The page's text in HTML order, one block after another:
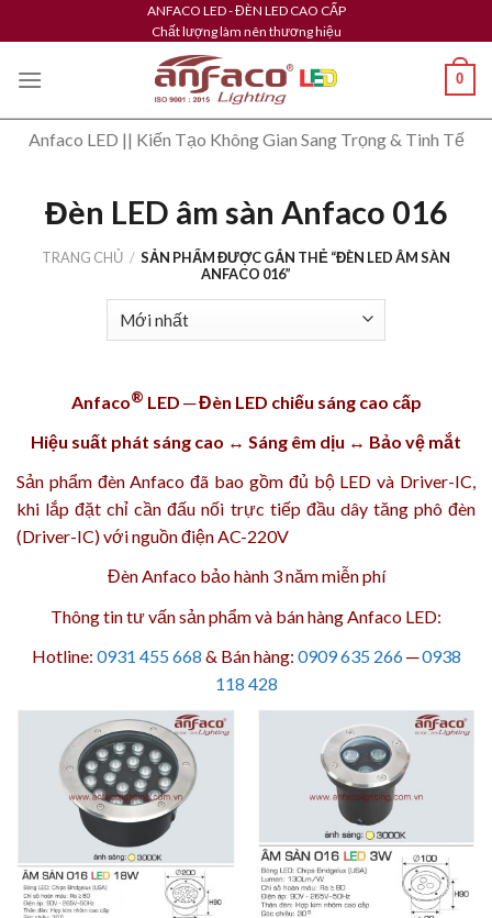
to
content
ANFACO LED - ĐÈN LED CAO CẤP
Chất lượng làm nên thương hiệu
0
Anfaco LED || Kiến Tạo Không Gian Sang Trọng & Tinh Tế
Đèn LED âm sàn Anfaco 016
TRANG CHỦ / SẢN PHẨM ĐƯỢC GẮN THẺ “ĐÈN LED ÂM SÀN
ANFACO 016”
Anfaco® LED ─ Đèn LED chiếu sáng cao cấp
Hiệu suất phát sáng cao ↔ Sáng êm dịu ↔ Bảo vệ mắt
Sản phẩm đèn Anfaco đã bao gồm đủ bộ LED và Driver-IC,
khi lắp đặt chỉ cần đấu nối trực tiếp đầu dây tăng phô đèn
(Driver-IC) với nguồn điện AC-220V
Đèn Anfaco bảo hành 3 nămmiễn phí
Thông tin tư vấn sản phẩm và bán hàng Anfaco LED:
Hotline: 0931 455 668 & Bán hàng: 0909 635 266─0938
118 428